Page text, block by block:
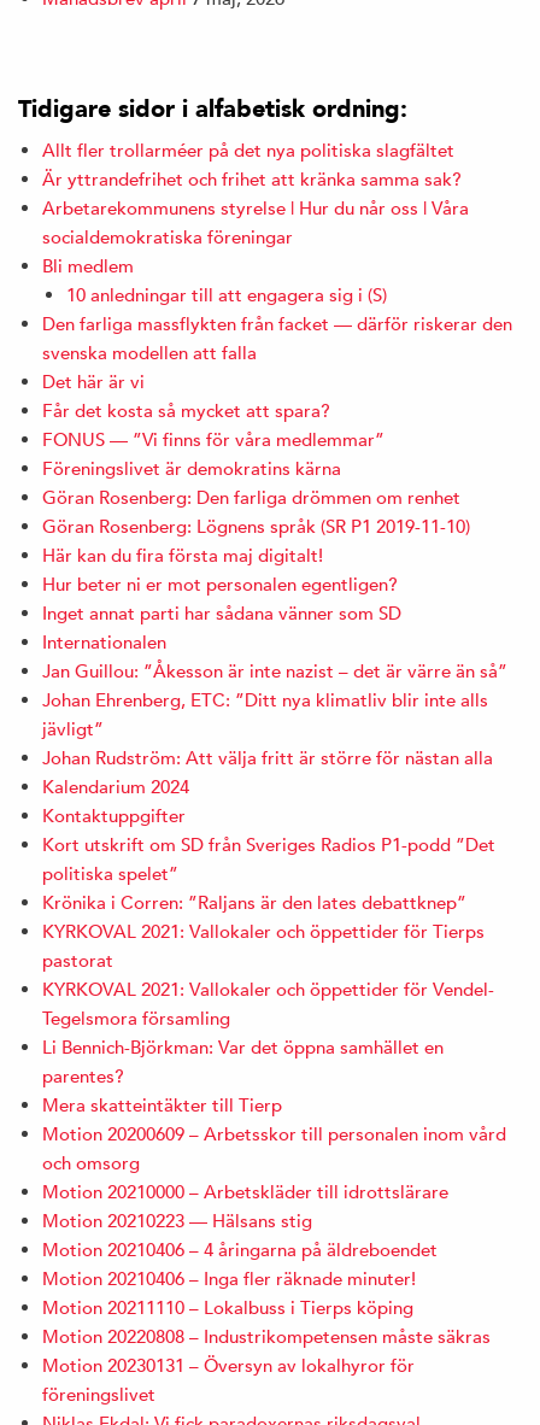
Tidigare sidor i alfabetisk ordning:
Allt fler trollarméer på det nya politiska slagfältet
Är yttrandefrihet och frihet att kränka samma sak?
Arbetarekommunens styrelse | Hur du når oss | Våra
socialdemokratiska föreningar
Bli medlem
10 anledningar till att engagera sig i (S)
Den farliga massflykten från facket — därför riskerar den
svenska modellen att falla
Det här är vi
Får det kosta så mycket att spara?
FONUS — ”Vi finns för våra medlemmar”
Föreningslivet är demokratins kärna
Göran Rosenberg: Den farliga drömmen om renhet
Göran Rosenberg: Lögnens språk (SR P1 2019-11-10)
Här kan du fira första maj digitalt!
Hur beter ni er mot personalen egentligen?
Inget annat parti har sådana vänner som SD
Internationalen
Jan Guillou: ”Åkesson är inte nazist – det är värre än så”
Johan Ehrenberg, ETC: ”Ditt nya klimatliv blir inte alls
jävligt”
Johan Rudström: Att välja fritt är större för nästan alla
Kalendarium 2024
Kontaktuppgifter
Kort utskrift om SD från Sveriges Radios P1-podd ”Det
politiska spelet”
Krönika i Corren: ”Raljans är den lates debattknep”
KYRKOVAL 2021: Vallokaler och öppettider för Tierps
pastorat
KYRKOVAL 2021: Vallokaler och öppettider för Vendel-
Tegelsmora församling
Li Bennich-Björkman: Var det öppna samhället en
parentes?
Mera skatteintäkter till Tierp
Motion 20200609 – Arbetsskor till personalen inom vård
och omsorg
Motion 20210000 – Arbetskläder till idrottslärare
Motion 20210223 — Hälsans stig
Motion 20210406 – 4 åringarna på äldreboendet
Motion 20210406 – Inga fler räknade minuter!
Motion 20211110 – Lokalbuss i Tierps köping
Motion 20220808 – Industrikompetensen måste säkras
Motion 20230131 – Översyn av lokalhyror för
föreningslivet